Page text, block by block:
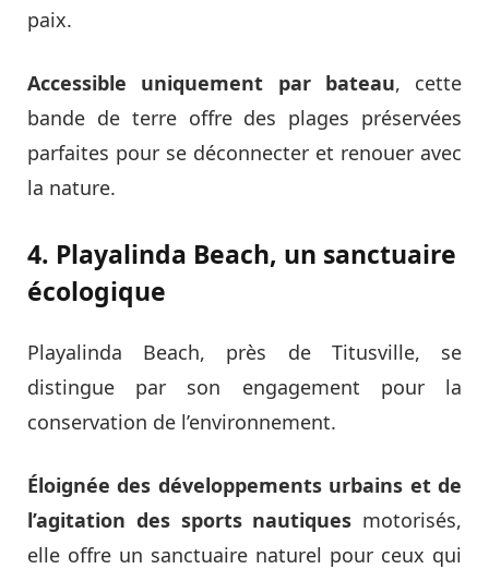
paix.
Accessible uniquement par bateau, cette
bande de terre offre des plages préservées
parfaites pour se déconnecter et renouer avec
la nature.
4. Playalinda Beach, un sanctuaire
écologique
Playalinda Beach, près de Titusville, se
distingue par son engagement pour la
conservation de l’environnement.
Éloignée des développements urbains et de
l’agitation des sports nautiques motorisés,
elle offre un sanctuaire naturel pour ceux qui